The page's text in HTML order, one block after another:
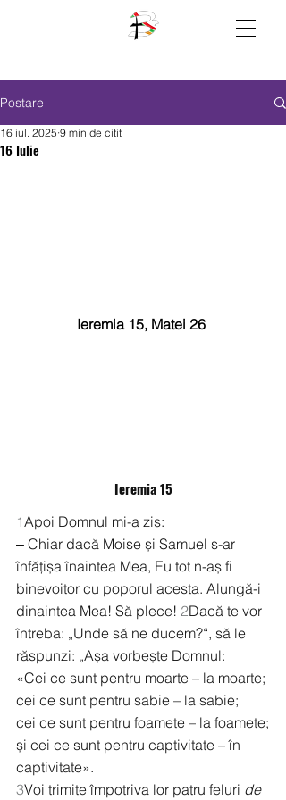
Postare
16 Iulie
16 iul. 2025 9 min de citit
Ieremia 15, Matei 26
Ieremia 15
1Apoi Domnul mi-a zis:
‒ Chiar dacă Moise și Samuel s-ar
înfățișa înaintea Mea, Eu tot n-aș fi
binevoitor cu poporul acesta. Alungă-i
dinaintea Mea! Să plece! 2Dacă te vor
întreba: „Unde să ne ducem?“, să le
răspunzi: „Așa vorbește Domnul:
«Cei ce sunt pentru moarte – la moarte;
cei ce sunt pentru sabie – la sabie;
cei ce sunt pentru foamete – la foamete;
și cei ce sunt pentru captivitate – în
captivitate».
3Voi trimite împotriva lor patru feluri de